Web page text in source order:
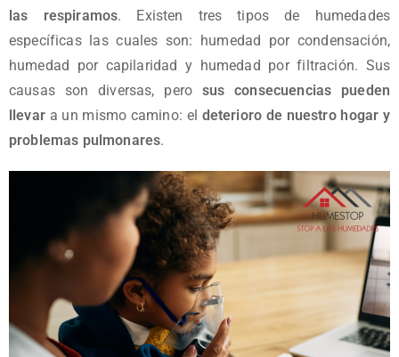
las respiramos. Existen tres tipos de humedades
específicas las cuales son: humedad por condensación,
humedad por capilaridad y humedad por filtración. Sus
causas son diversas, pero sus consecuencias pueden
llevara un mismo camino: el deterioro de nuestro hogar y
problemas pulmonares.